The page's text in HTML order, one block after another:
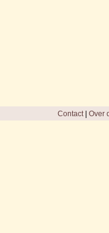
Contact| Over